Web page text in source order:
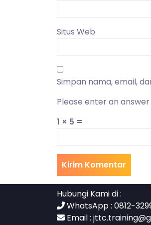
Situs Web
Simpan nama, email,
Please enter an answer
1 × 5 =
Hubungi Kami di :
WhatsApp : 0812-
Email :